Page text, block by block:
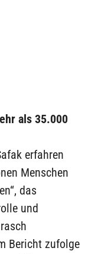
als 35.000
erfahren
Menschen
das
und
Bericht zufolge